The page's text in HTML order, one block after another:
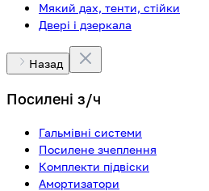
Мякий дах, тенти, стійки
Двері і дзеркала
Назад
Посилені з/ч
Гальмівні системи
Посилене зчеплення
Комплекти підвіски
Амортизатори